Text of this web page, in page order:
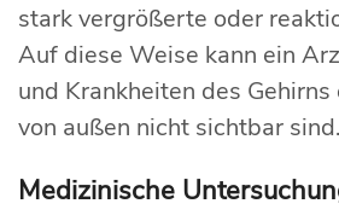
stark vergrößerte oder
Auf diese Weise kann ein
und Krankheiten des Gehirns
von außen nicht sichtbar sind.
Medizinische